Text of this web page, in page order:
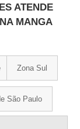
ATENDE
MANGA
Zona Sul
São Paulo